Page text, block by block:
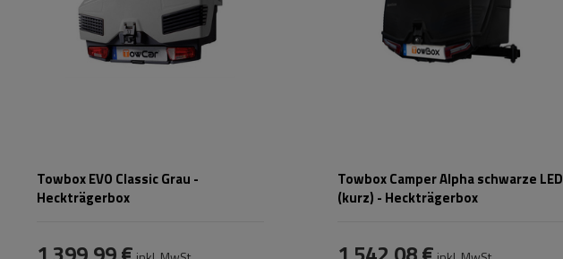
Towbox EVO Classic Grau -
Heckträgerbox
Towbox Camper Alpha schwarze LED
(kurz) - Heckträgerbox